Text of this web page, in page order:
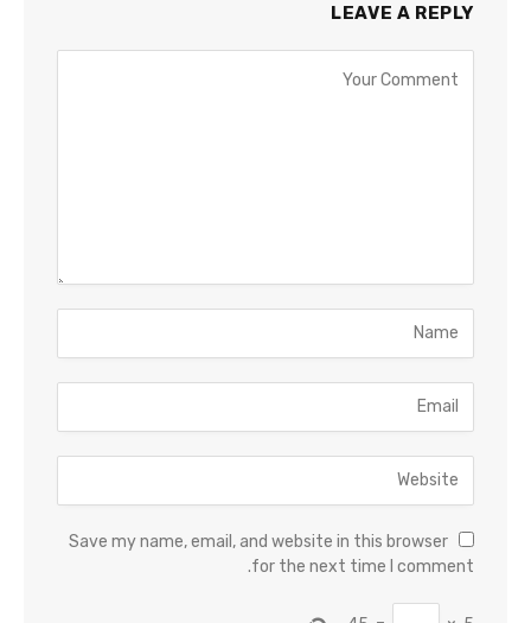
LEAVE A REPLY
Save my name, email, and website in this browser
for the next time I comment.